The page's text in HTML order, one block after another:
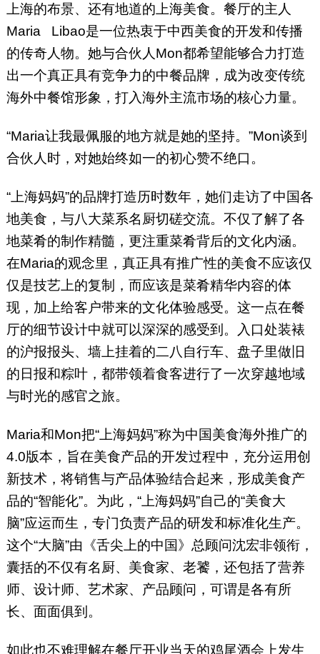
上海的布景、还有地道的上海美食。餐厅的主人
Maria Libao是一位热衷于中西美食的开发和传播
的传奇人物。她与合伙人Mon都希望能够合力打造
出一个真正具有竞争力的中餐品牌，成为改变传统
海外中餐馆形象，打入海外主流市场的核心力量。
“Maria让我最佩服的地方就是她的坚持。”Mon谈到
合伙人时，对她始终如一的初心赞不绝口。
“上海妈妈”的品牌打造历时数年，她们走访了中国各
地美食，与八大菜系名厨切磋交流。不仅了解了各
地菜肴的制作精髓，更注重菜肴背后的文化内涵。
在Maria的观念里，真正具有推广性的美食不应该仅
仅是技艺上的复制，而应该是菜肴精华内容的体
现，加上给客户带来的文化体验感受。这一点在餐
厅的细节设计中就可以深深的感受到。入口处装裱
的沪报报头、墙上挂着的二八自行车、盘子里做旧
的日报和粽叶，都带领着食客进行了一次穿越地域
与时光的感官之旅。
Maria和Mon把“上海妈妈”称为中国美食海外推广的
4.0版本，旨在美食产品的开发过程中，充分运用创
新技术，将销售与产品体验结合起来，形成美食产
品的“智能化”。为此，“上海妈妈”自己的“美食大
脑”应运而生，专门负责产品的研发和标准化生产。
这个“大脑”由《舌尖上的中国》总顾问沈宏非领衔，
囊括的不仅有名厨、美食家、老饕，还包括了营养
师、设计师、艺术家、产品顾问，可谓是各有所
长、面面俱到。
如此也不难理解在餐厅开业当天的鸡尾酒会上发生